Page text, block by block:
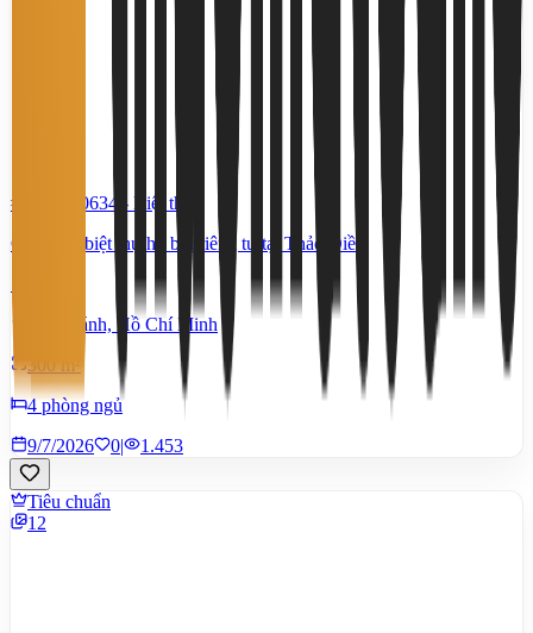
#TS51140634 - Biệt thự
Cho thuê biệt thự hồ bơi riêng tư tại Thảo Điền
An Khánh, Hồ Chí Minh
300 m²
4 phòng ngủ
9/7/2026
0| 1.453
Tiêu chuẩn
12